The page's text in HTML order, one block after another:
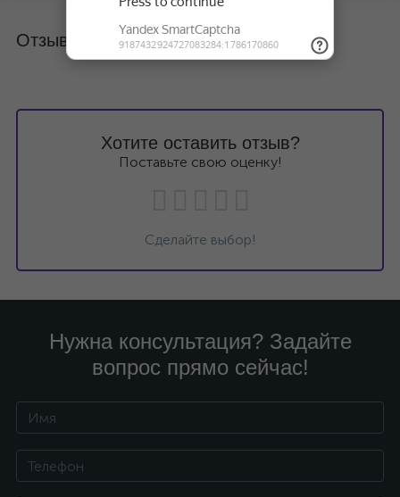
Отзывы
Хотите оставить отзыв?
Поставьте свою оценку!
Сделайте выбор!
Нужна консультация? Задайте
вопрос прямо сейчас!